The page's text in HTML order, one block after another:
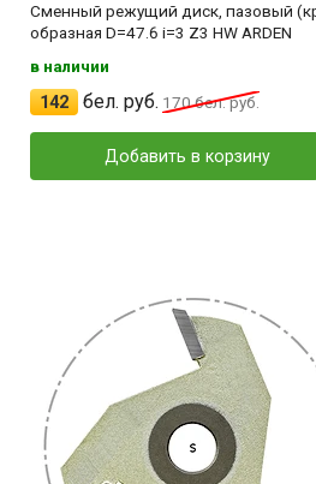
Сменный режущий диск, пазовый
образная D=47.6 i=3 Z3 HW ARDEN
в наличии
142 бел. руб. 170бел. руб.
Добавить в корзину